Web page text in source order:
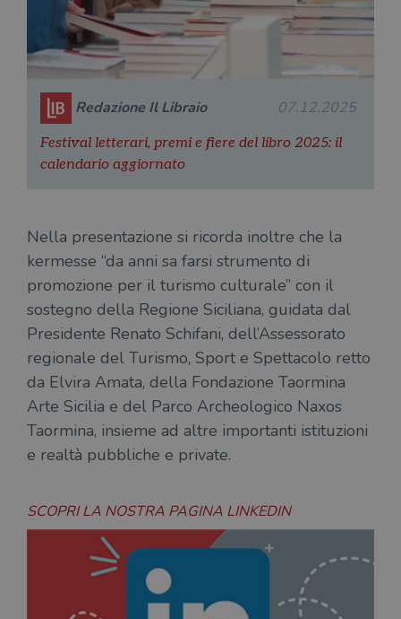
Redazione Il Libraio 07.12.2025
Festival letterari, premi e fiere del libro 2025: il
calendario aggiornato
Nella presentazione si ricorda inoltre che la
kermesse “da anni sa farsi strumento di
promozione per il turismo culturale” con il
sostegno della Regione Siciliana, guidata dal
Presidente Renato Schifani, dell’Assessorato
regionale del Turismo, Sport e Spettacolo retto
da Elvira Amata, della Fondazione Taormina
Arte Sicilia e del Parco Archeologico Naxos
Taormina, insieme ad altre importanti istituzioni
e realtà pubbliche e private.
SCOPRI LA NOSTRA PAGINA LINKEDIN